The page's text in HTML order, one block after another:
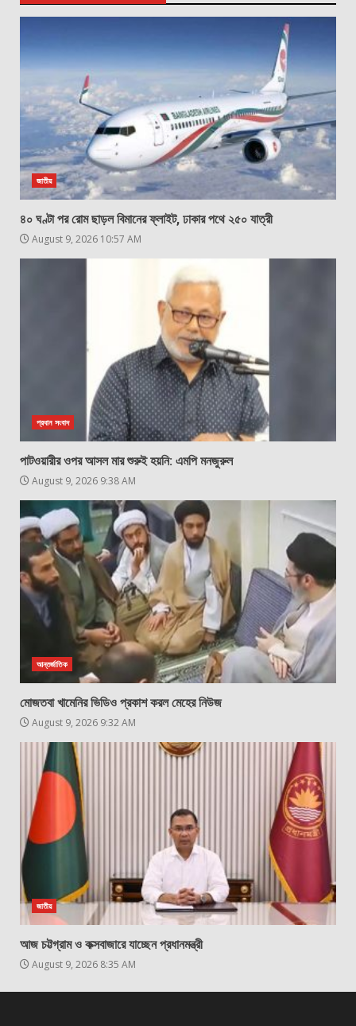
জাতীয়
৪০ ঘণ্টা পর রোম ছাড়ল বিমানের ফ্লাইট, ঢাকার পথে ২৫০ যাত্রী
August 9, 2026 10:57 AM
প্রধান সংবাদ
পাটওয়ারীর ওপর আসল মার শুরুই হয়নি: এমপি মনজুরুল
August 9, 2026 9:38 AM
আন্তর্জাতিক
মোজতবা খামেনির ভিডিও প্রকাশ করল মেহের নিউজ
August 9, 2026 9:32 AM
জাতীয়
আজ চট্টগ্রাম ও কক্সবাজারে যাচ্ছেন প্রধানমন্ত্রী
August 9, 2026 8:35 AM